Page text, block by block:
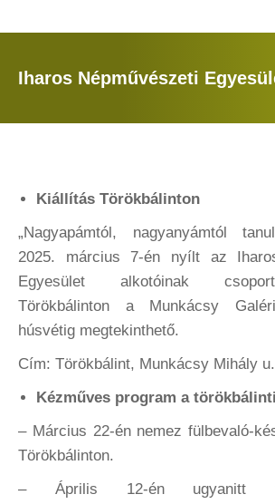
Iharos Népművészeti
Kiállítás Törökbálinton
„Nagyapámtól, nagyanyámtól
2025. március 7-én nyílt az
Egyesület alkotóinak
Törökbálinton a Munkácsy
húsvétig megtekinthető.
Cím: Törökbálint, Munkácsy Mihály
Kézműves program a
– Március 22-én nemez fülbevaló-
Törökbálinton.
– Április 12-én ugyanitt